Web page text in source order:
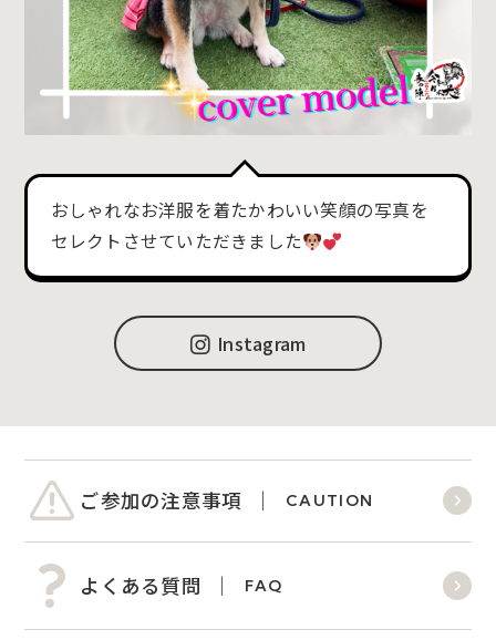
おしゃれなお洋服を着たかわいい笑顔の写真を
セレクトさせていただきました
Instagram
ご参加の注意事項 CAUTION
よくある質問 FAQ